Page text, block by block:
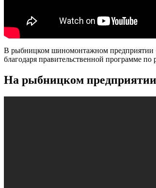
В рыбницком шиномонтажном предприятии
благодаря правительственной программе по
На рыбницком